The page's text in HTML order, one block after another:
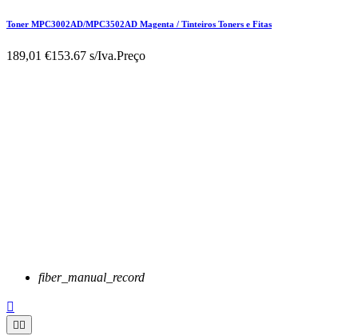
Toner MPC3002AD/MPC3502AD Magenta / Tinteiros Toners e Fitas
189,01 €153.67 s/Iva.Preço
fiber_manual_record

 